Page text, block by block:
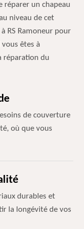
un chapeau
niveau de cet
RS Ramoneur pour
êtes à
réparation du
de couverture
où que vous
durables et
la longévité de vos